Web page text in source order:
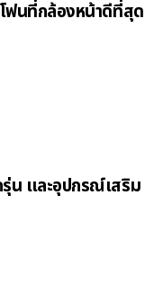
ฟนที่กล้องหน้าดีที่สุด
น และอุปกรณ์เสริม